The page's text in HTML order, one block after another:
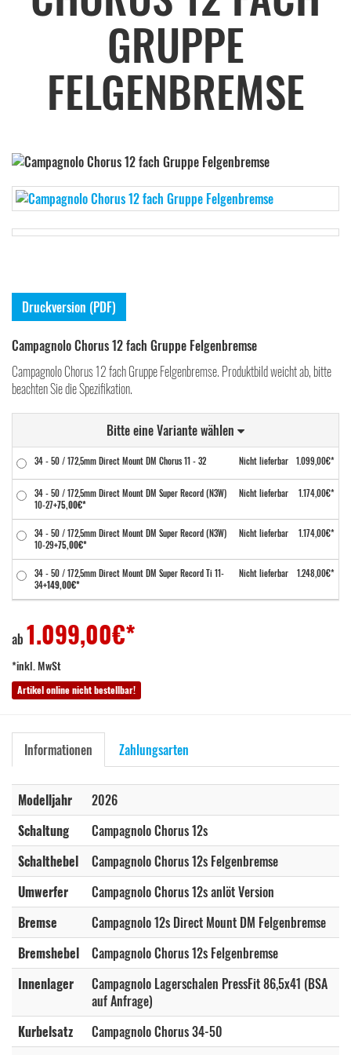
GRUPPE
FELGENBREMSE
Druckversion (PDF)
Campagnolo Chorus 12 fach Gruppe Felgenbremse
Campagnolo Chorus 12 fach Gruppe Felgenbremse. Produktbild weicht ab, bitte
beachten Sie die Spezifikation.
Bitte eine Variante wählen
34 - 50 / 172,5mm Direct Mount DM Chorus 11 - 32 Nicht lieferbar 1.099,00€*
34 - 50 / 172,5mm Direct Mount DM Super Record (N3W)
10-27+75,00€*
Nicht lieferbar 1.174,00€*
34 - 50 / 172,5mm Direct Mount DM Super Record (N3W)
10-29+75,00€*
Nicht lieferbar 1.174,00€*
34 - 50 / 172,5mm Direct Mount DM Super Record Ti 11-
34+149,00€*
Nicht lieferbar 1.248,00€*
ab 1.099,00€*
*inkl. MwSt
Artikel online nicht bestellbar!
Informationen Zahlungsarten
Modelljahr
2026
Schaltung
Campagnolo Chorus 12s
Schalthebel
Campagnolo Chorus 12s Felgenbremse
Umwerfer
Campagnolo Chorus 12s anlöt Version
Bremse
Campagnolo 12s Direct Mount DM Felgenbremse
Bremshebel
Campagnolo Chorus 12s Felgenbremse
Innenlager
Campagnolo Lagerschalen PressFit 86,5x41 (BSA
auf Anfrage)
Kurbelsatz
Campagnolo Chorus 34-50